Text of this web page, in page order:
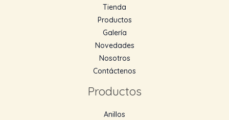
Tienda
Productos
Galería
Novedades
Nosotros
Contáctenos
Productos
Anillos